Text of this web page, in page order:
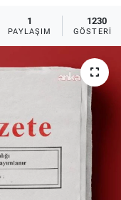
1
PAYLAŞIM
1230
GÖSTERIM